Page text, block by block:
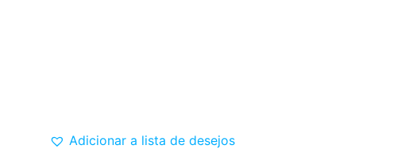
Adicionar a lista de desejos